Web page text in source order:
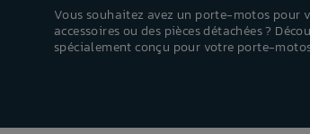
Vous souhaitez avez un porte-motos pour
accessoires ou des pièces détachées ?
spécialement conçu pour votre porte-